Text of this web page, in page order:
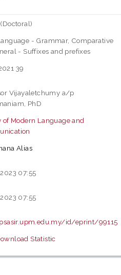
- Grammar, Comparative
- Suffixes and prefixes
39
Vijayaletchumy a/p
PhD
of Modern Language and
Alias
07:55
07:55
id/eprint/99115
Statistic